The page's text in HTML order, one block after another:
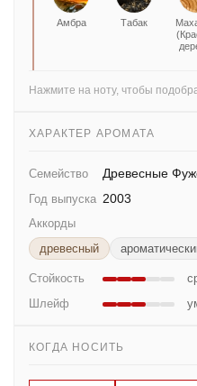
Амбра Табак
Нажмите на ноту, чтобы
ХАРАКТЕР АРОМАТА
Семейство Древесные
Год выпуска 2003
Аккорды
древесный
Стойкость
Шлейф
КОГДА НОСИТЬ